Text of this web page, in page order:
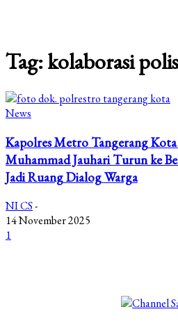
Tag: kolaborasi
News
Kapolres Metro Tangerang
Muhammad Jauhari Turun ke
Jadi Ruang Dialog Warga
NI CS-
14 November 2025
1